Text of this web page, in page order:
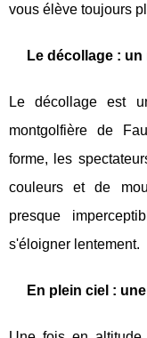
vous élève toujours
Le décollage :
Le décollage est
montgolfière de
forme, les
couleurs et de
presque
s'éloigner lentement.
En plein ciel :